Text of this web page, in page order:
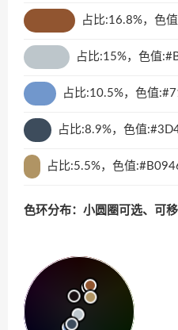
占比:16.8%，色
占比:15%，色值
占比:10.5%，色值
占比:8.9%，色值
占比:5.5%，色值
色环分布：小圆圈可选、可